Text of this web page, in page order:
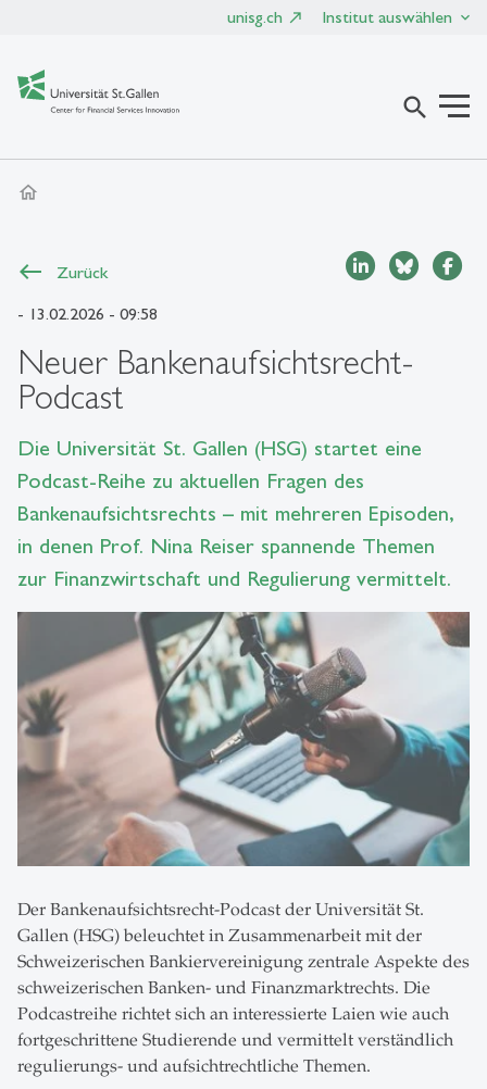
unisg.ch Institut auswählen
search
home
Zurück
- 13.02.2026 - 09:58
Neuer Bankenaufsichtsrecht-
Podcast
Die Universität St. Gallen (HSG) startet eine
Podcast-Reihe zu aktuellen Fragen des
Bankenaufsichtsrechts – mit mehreren Episoden,
in denen Prof. Nina Reiser spannende Themen
zur Finanzwirtschaft und Regulierung vermittelt.
Der Bankenaufsichtsrecht-Podcast der Universität St.
Gallen (HSG) beleuchtet in Zusammenarbeit mit der
Schweizerischen Bankiervereinigung zentrale Aspekte des
schweizerischen Banken- und Finanzmarktrechts. Die
Podcastreihe richtet sich an interessierte Laien wie auch
fortgeschrittene Studierende und vermittelt verständlich
regulierungs- und aufsichtrechtliche Themen.